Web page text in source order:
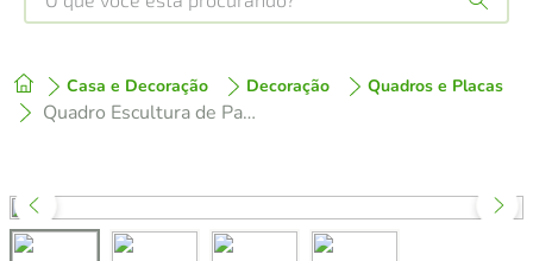
Casa e Decoração Decoração Quadros e Placas
Quadro Escultura de Parede Última Ceia 100x29 Preta
1º tenis
perfume